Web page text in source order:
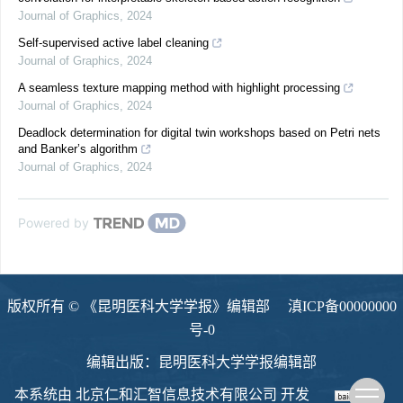
Journal of Graphics, 2024
Self-supervised active label cleaning
Journal of Graphics, 2024
A seamless texture mapping method with highlight processing
Journal of Graphics, 2024
Deadlock determination for digital twin workshops based on Petri nets
and Banker’s algorithm
Journal of Graphics, 2024
Powered by
版权所有 © 《昆明医科大学学报》编辑部 滇ICP备00000000
号-0
编辑出版：昆明医科大学学报编辑部
本系统由 北京仁和汇智信息技术有限公司 开发